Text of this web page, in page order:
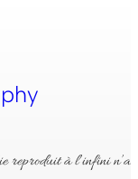
reproduit à l’infini n’a